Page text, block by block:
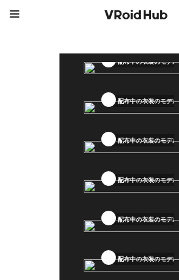
配布中の衣装のモデル
配布中の衣装のモデル
配布中の衣装のモデル
配布中の衣装のモデル
配布中の衣装のモデル
配布中の衣装のモデル